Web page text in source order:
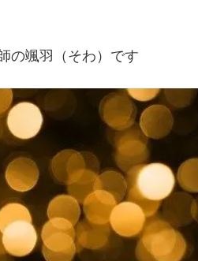
の颯羽（そわ）です